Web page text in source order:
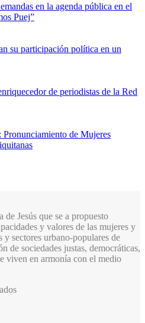
en la agenda pública en el
Puej”
su participación política en un
de periodistas de la Red
de Mujeres
de Jesús que se a propuesto
y valores de las mujeres y
y sectores urbano-populares de
de sociedades justas, democráticas,
viven en armonía con el medio